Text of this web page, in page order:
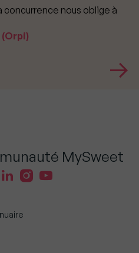
concurrence nous oblige à
MySweet